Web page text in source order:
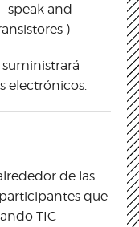
speak and
)
electrónicos.
de las
que
TIC